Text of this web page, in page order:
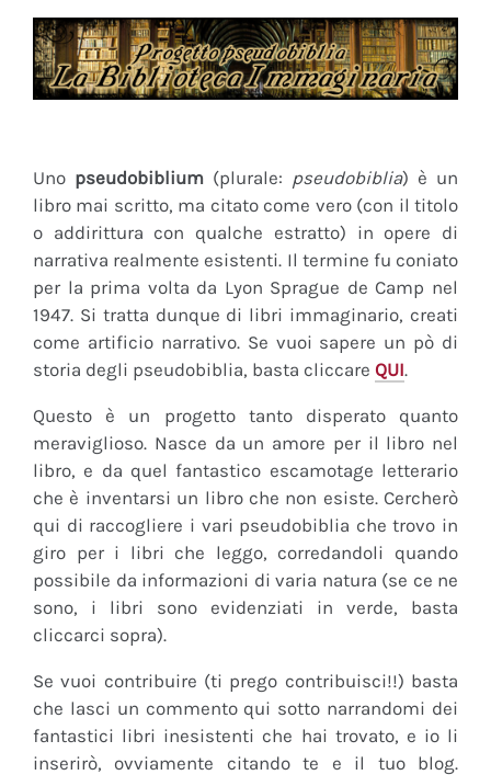
Uno pseudobiblium (plurale: pseudobiblia) è un
libro mai scritto, ma citato come vero (con il titolo
o addirittura con qualche estratto) in opere di
narrativa realmente esistenti. Il termine fu coniato
per la prima volta da Lyon Sprague de Camp nel
1947. Si tratta dunque di libri immaginario, creati
come artificio narrativo. Se vuoi sapere un pò di
storia degli pseudobiblia, basta cliccare QUI.
Questo è un progetto tanto disperato quanto
meraviglioso. Nasce da un amore per il libro nel
libro, e da quel fantastico escamotage letterario
che è inventarsi un libro che non esiste. Cercherò
qui di raccogliere i vari pseudobiblia che trovo in
giro per i libri che leggo, corredandoli quando
possibile da informazioni di varia natura (se ce ne
sono, i libri sono evidenziati in verde, basta
cliccarci sopra).
Se vuoi contribuire (ti prego contribuisci!!) basta
che lasci un commento qui sotto narrandomi dei
fantastici libri inesistenti che hai trovato, e io li
inserirò, ovviamente citando te e il tuo blog.